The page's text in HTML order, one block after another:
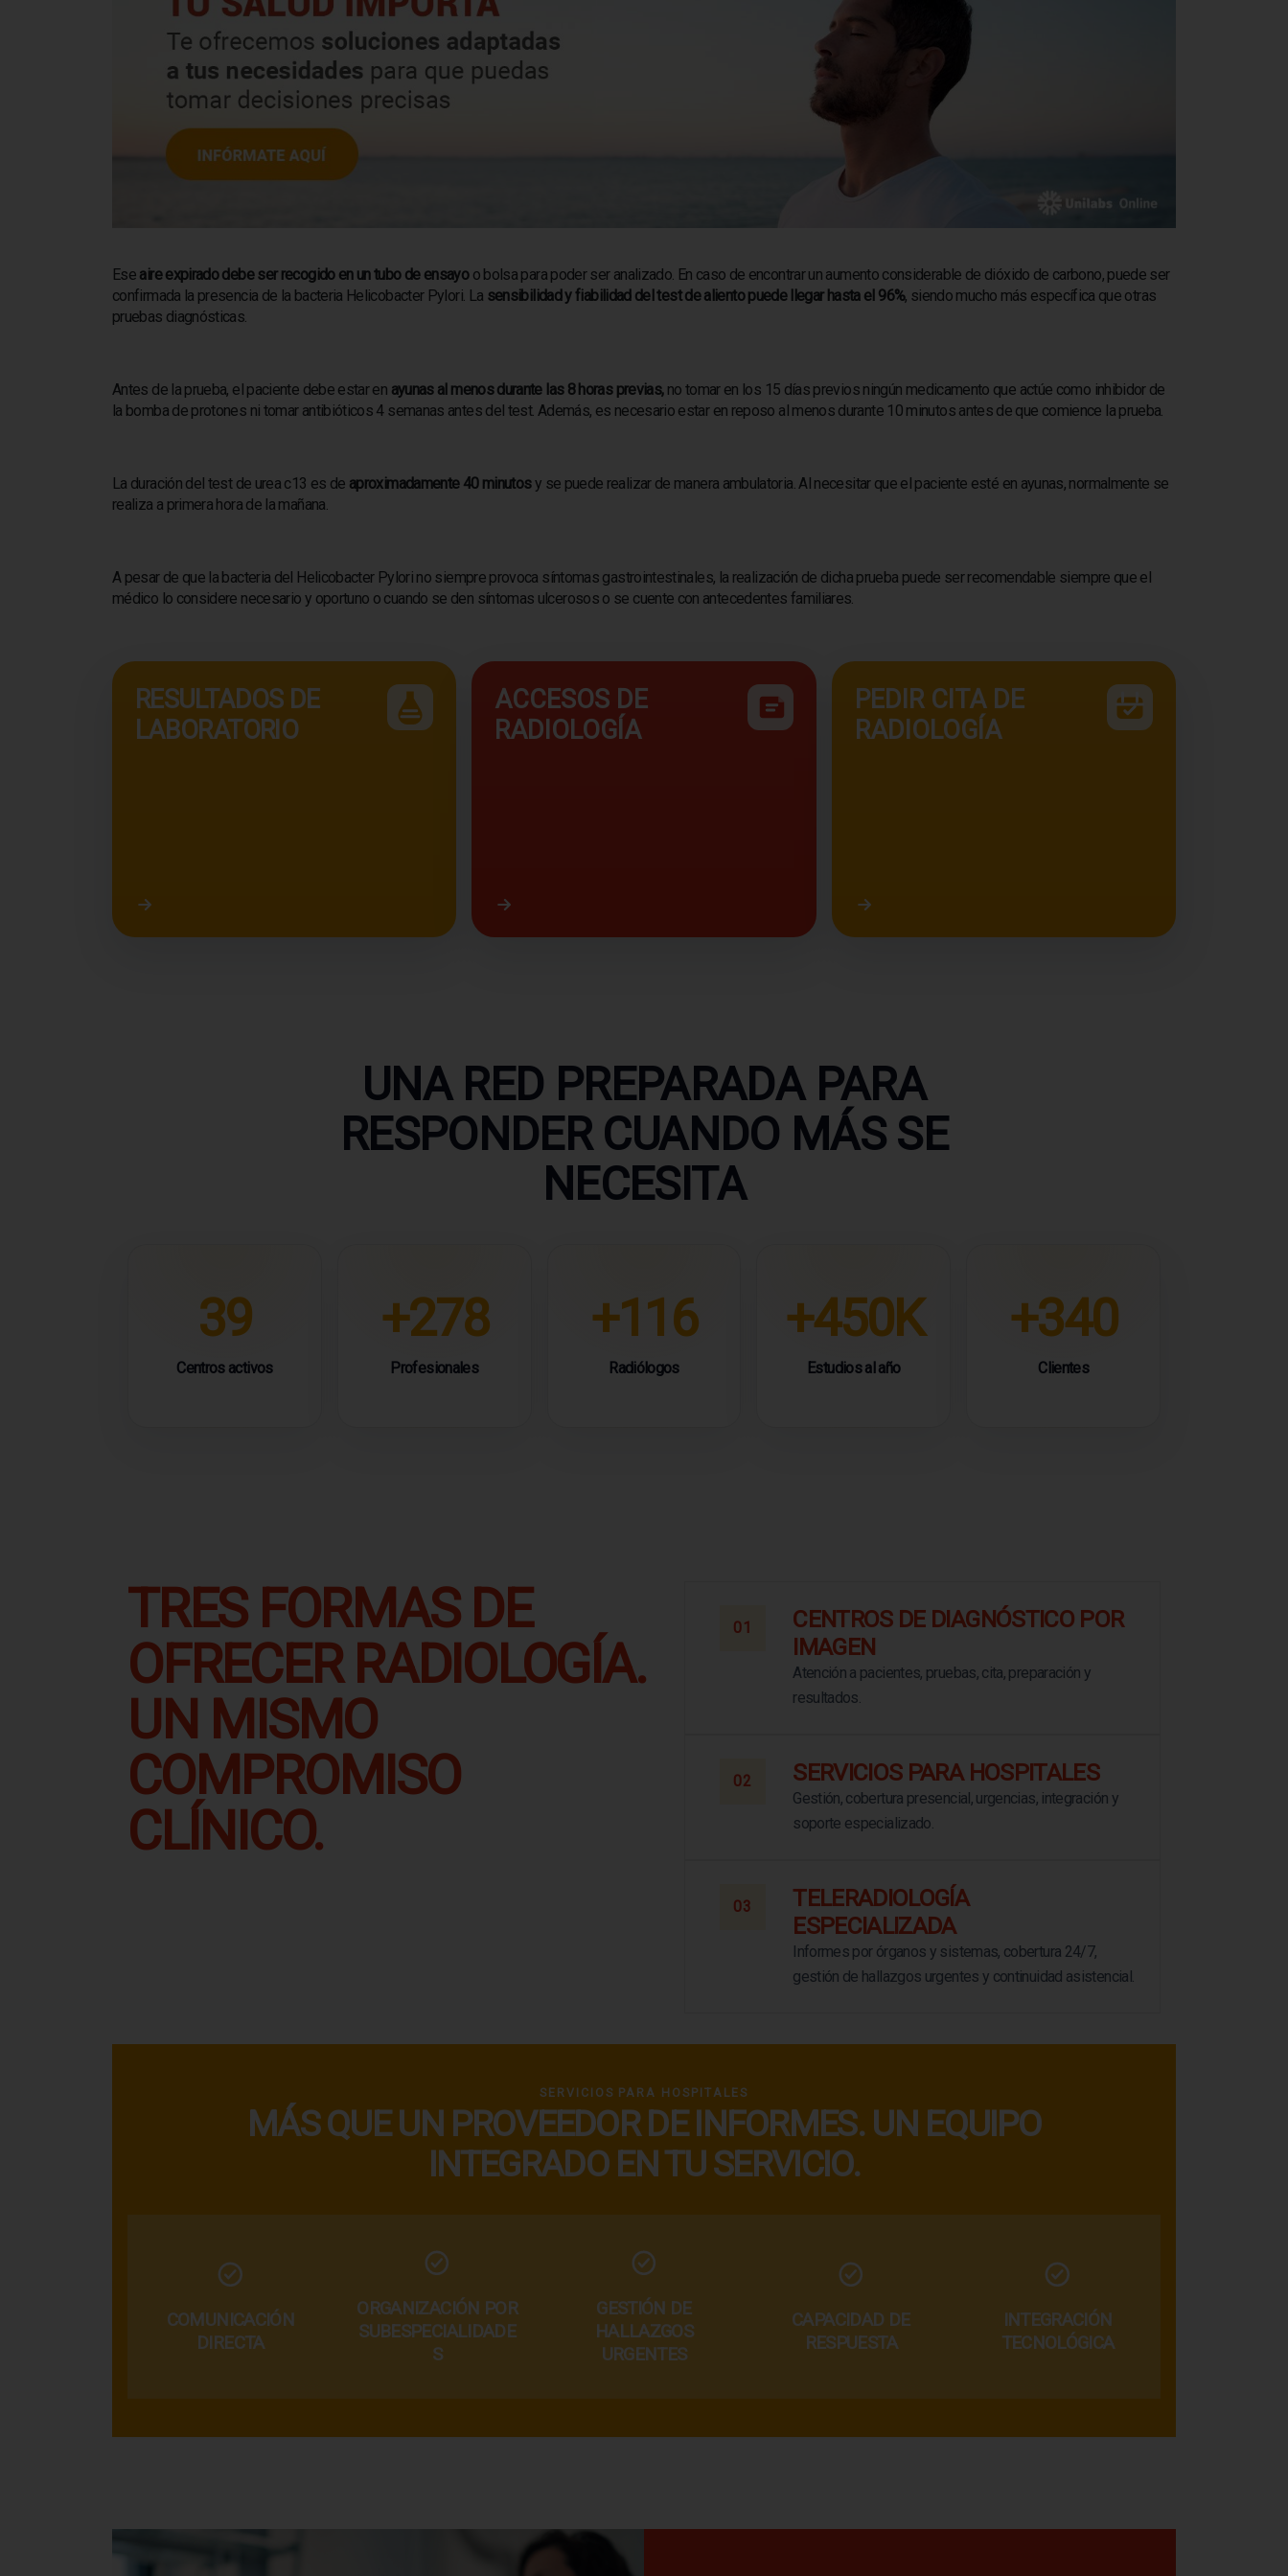
Ese aire expirado debe ser recogido en un tubo de ensayoo bolsa para poder ser analizado. En caso de encontrar un aumento considerable de dióxido de carbono, puede ser
confirmada la presencia de la bacteria Helicobacter Pylori. La sensibilidad y fiabilidad del test de aliento puede llegar hasta el 96%, siendo mucho más específica que otras
pruebas diagnósticas.
Antes de la prueba, el paciente debe estar en ayunas al menos durante las 8 horas previas, no tomar en los 15 días previos ningún medicamento que actúe como inhibidor de
la bomba de protones ni tomar antibióticos 4 semanas antes del test. Además, es necesario estar en reposo al menos durante 10 minutos antes de que comience la prueba.
La duración del test de urea c13 es de aproximadamente 40 minutosy se puede realizar de manera ambulatoria. Al necesitar que el paciente esté en ayunas, normalmente se
realiza a primera hora de la mañana.
A pesar de que la bacteria del Helicobacter Pylori no siempre provoca síntomas gastrointestinales, la realización de dicha prueba puede ser recomendable siempre que el
médico lo considere necesario y oportuno o cuando se den síntomas ulcerosos o se cuente con antecedentes familiares.
RESULTADOS DE
LABORATORIO
Acceder a resultados de laboratorio
ACCESOS DE
RADIOLOGÍA
PEDIR CITA DE
RADIOLOGÍA
UNA RED PREPARADA PARA
RESPONDER CUANDO MÁS SE
NECESITA
39
Centros activos
+278
Profesionales
+116
Radiólogos
+450K
Estudios al año
+340
Clientes
TRES FORMAS DE
OFRECER RADIOLOGÍA.
UN MISMO
COMPROMISO
CLÍNICO.
01
CENTROS DE DIAGNÓSTICO POR
IMAGEN
Atención a pacientes, pruebas, cita, preparación y
resultados.
02 SERVICIOS PARA HOSPITALES
Gestión, cobertura presencial, urgencias, integración y
soporte especializado.
03
TELERADIOLOGÍA
ESPECIALIZADA
Informes por órganos y sistemas, cobertura 24/7,
gestión de hallazgos urgentes y continuidad asistencial.
SERVICIOS PARA HOSPITALES
MÁS QUE UN PROVEEDOR DE INFORMES. UN EQUIPO
INTEGRADO EN TU SERVICIO.
COMUNICACIÓN
DIRECTA
ORGANIZACIÓN POR
SUBESPECIALIDADE
S
GESTIÓN DE
HALLAZGOS
URGENTES
CAPACIDAD DE
RESPUESTA
INTEGRACIÓN
TECNOLÓGICA